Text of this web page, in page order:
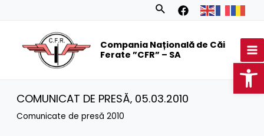
Search
Compania Națională de Căi
Ferate ”CFR” – SA
COMUNICAT DE PRESĂ‚ 05.03.2010
Comunicate de presă 2010